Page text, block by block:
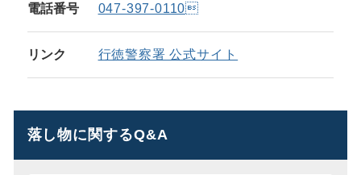
電話番号 047-397-0110
リンク 行徳警察署 公式サイト
落し物に関するQ&A